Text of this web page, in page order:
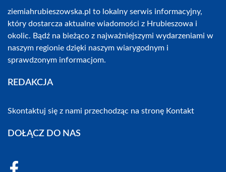
ziemiahrubieszowska.pl to lokalny serwis informacyjny,
który dostarcza aktualne wiadomości z Hrubieszowa i
okolic. Bądź na bieżąco z najważniejszymi wydarzeniami w
naszym regionie dzięki naszym wiarygodnym i
sprawdzonym informacjom.
REDAKCJA
Skontaktuj się z nami przechodząc na stronę Kontakt
DOŁĄCZ DO NAS